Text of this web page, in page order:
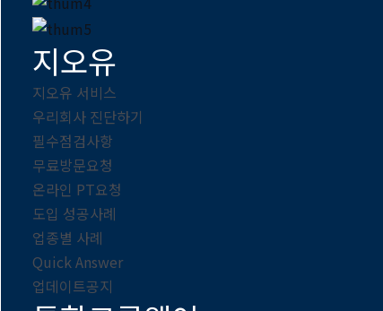
지오유
지오유 서비스
우리회사 진단하기
필수점검사항
무료방문요청
온라인 PT요청
도입 성공사례
업종별 사례
Quick Answer
업데이트공지